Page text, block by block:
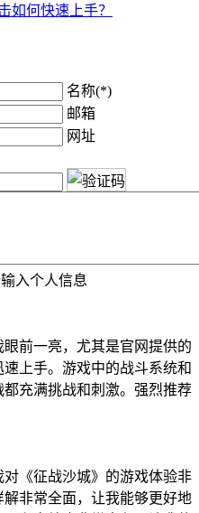
如何快速上手？
名称(*)
邮箱
网址
入个人信息
眼前一亮，尤其是官网提供的
上手。游戏中的战斗系统和
充满挑战和刺激。强烈推荐
《征战沙城》的游戏体验非
非常全面，让我能够更好地